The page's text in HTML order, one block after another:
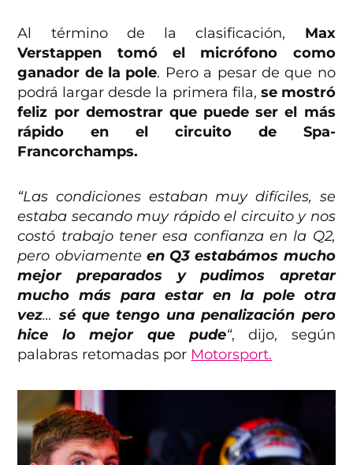
Al término de la clasificación, Max
Verstappen tomó el micrófono como
ganador de la pole. Pero a pesar de que no
podrá largar desde la primera fila, se mostró
feliz por demostrar que puede ser el más
rápido en el circuito de Spa-
Francorchamps.
“Las condiciones estaban muy difíciles, se
estaba secando muy rápido el circuito y nos
costó trabajo tener esa confianza en la Q2,
pero obviamente en Q3 estabámos mucho
mejor preparados y pudimos apretar
mucho más para estar en la pole otra
vez… sé que tengo una penalización pero
hice lo mejor que pude“, dijo, según
palabras retomadas por Motorsport.